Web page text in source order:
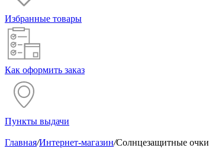
Избранные товары
Как оформить заказ
Пункты выдачи
Главная/Интернет-магазин/Солнцезащитные очки